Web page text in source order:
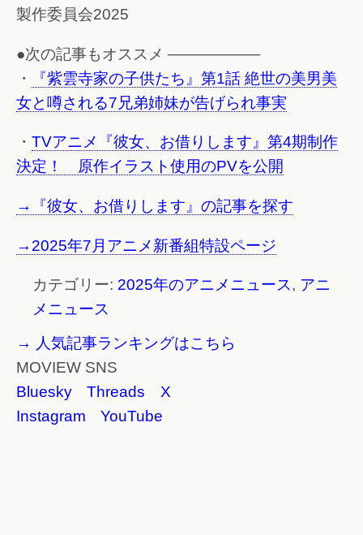
製作委員会2025
●次の記事もオススメ ——————
・
『紫雲寺家の子供たち』第1話 絶世の美男美
女と噂される7兄弟姉妹が告げられ事実
・ TVアニメ『彼女、お借りします』第4期制作
決定！ 原作イラスト使用のPVを公開
→『彼女、お借りします』の記事を探す
→2025年7月アニメ新番組特設ページ
カテゴリー: 2025年のアニメニュース, アニ
メニュース
→ 人気記事ランキングはこちら
MOVIEW SNS
Bluesky
Threads
X
Instagram
YouTube